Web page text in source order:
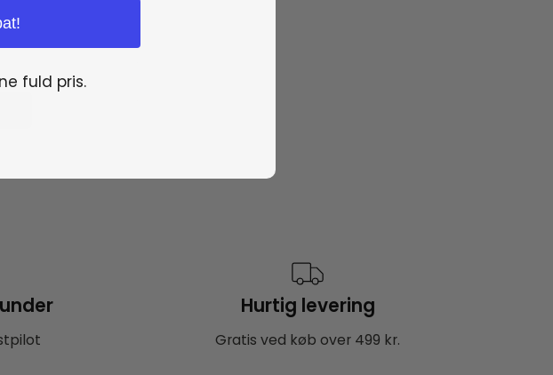
Hurtig levering
Gratis ved køb over 499 kr.
fuld pris.